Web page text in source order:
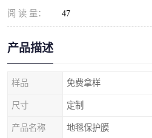
阅 读 量： 47
产品描述
样品 免费拿样
尺寸 定制
产品名称 地毯保护膜